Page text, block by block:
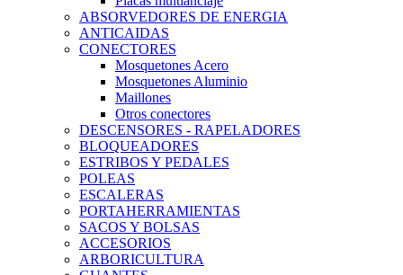
ABSORVEDORES DE ENERGIA
ANTICAIDAS
CONECTORES
Mosquetones Acero
Mosquetones Aluminio
Maillones
Otros conectores
DESCENSORES - RAPELADORES
BLOQUEADORES
ESTRIBOS Y PEDALES
POLEAS
ESCALERAS
PORTAHERRAMIENTAS
SACOS Y BOLSAS
ACCESORIOS
ARBORICULTURA